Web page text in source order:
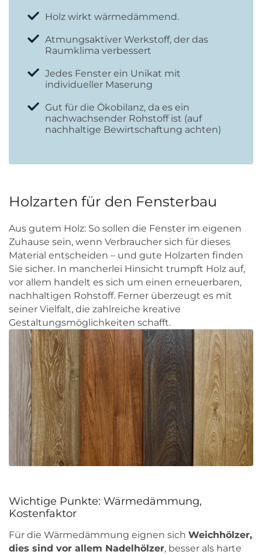
Holz wirkt wärmedämmend.
Atmungsaktiver Werkstoff, der das
Raumklima verbessert
Jedes Fenster ein Unikat mit
individueller Maserung
Gut für die Ökobilanz, da es ein
nachwachsender Rohstoff ist (auf
nachhaltige Bewirtschaftung achten)
Holzarten für den Fensterbau
Aus gutem Holz: So sollen die Fenster im eigenen
Zuhause sein, wenn Verbraucher sich für dieses
Material entscheiden – und gute Holzarten finden
Sie sicher. In mancherlei Hinsicht trumpft Holz auf,
vor allem handelt es sich um einen erneuerbaren,
nachhaltigen Rohstoff. Ferner überzeugt es mit
seiner Vielfalt, die zahlreiche kreative
Gestaltungsmöglichkeiten schafft.
Wichtige Punkte: Wärmedämmung,
Kostenfaktor
Für die Wärmedämmung eignen sich Weichhölzer,
dies sind vor allem Nadelhölzer, besser als harte